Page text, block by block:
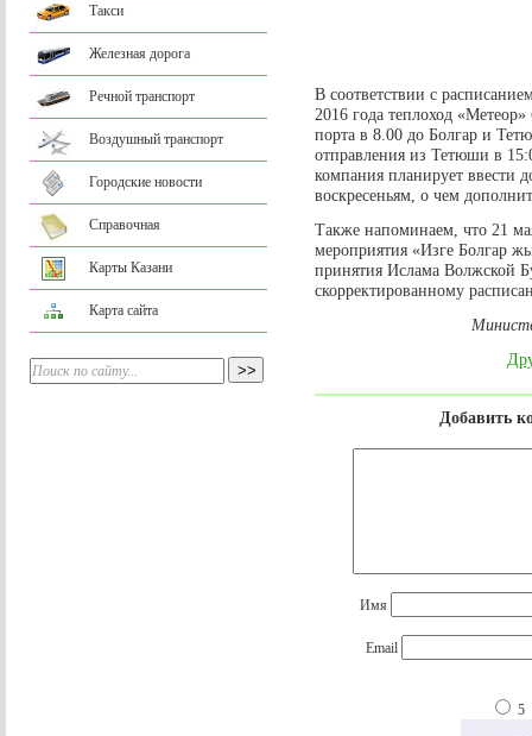
Такси
Железная дорога
Речной транспорт
Воздушный транспорт
Городские новости
Справочная
Карты Казани
Карта сайта
В соответствии с
2016 года теплоход «Метеор»
порта в 8.00 до Болгар и
отправления из Тетюши в
компания планирует ввести
воскресеньям, о чем
Также напоминаем, что 21
мероприятия «Изге Болгар
принятия Ислама Волжской
скорректированному
Добавить
Имя
Email
5